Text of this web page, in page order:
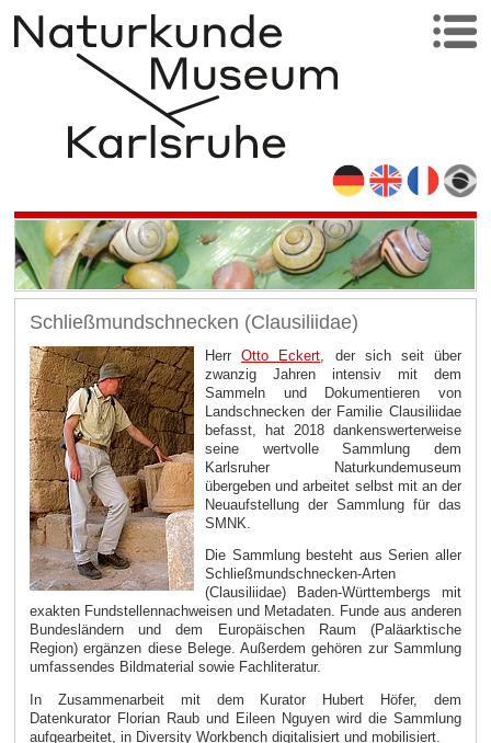
Schließmundschnecken (Clausiliidae)
HerrOtto Eckert , der sich seit über
zwanzig Jahren intensiv mit dem
Sammeln und Dokumentieren von
Landschnecken der Familie Clausiliidae
befasst, hat 2018 dankenswerterweise
seine wertvolle Sammlung dem
Karlsruher Naturkundemuseum
übergeben und arbeitet selbst mit an der
Neuaufstellung der Sammlung für das
SMNK.
Die Sammlung besteht aus Serien aller
Schließmundschnecken-Arten
(Clausiliidae) Baden-Württembergs mit
exakten Fundstellennachweisen und Metadaten. Funde aus anderen
Bundesländern und dem Europäischen Raum (Paläarktische
Region) ergänzen diese Belege. Außerdem gehören zur Sammlung
umfassendes Bildmaterial sowie Fachliteratur.
In Zusammenarbeit mit dem Kurator Hubert Höfer, dem
Datenkurator Florian Raub und Eileen Nguyen wird die Sammlung
aufgearbeitet, in Diversity Workbench digitalisiert und mobilisiert.